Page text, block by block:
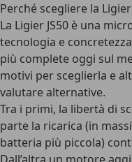
Perché scegliere la
La Ligier JS50 è una
tecnologia e
più complete oggi sul
motivi per sceglierla e
valutare alternative.
Tra i primi, la libertà di
parte la ricarica (in
batteria più piccola)